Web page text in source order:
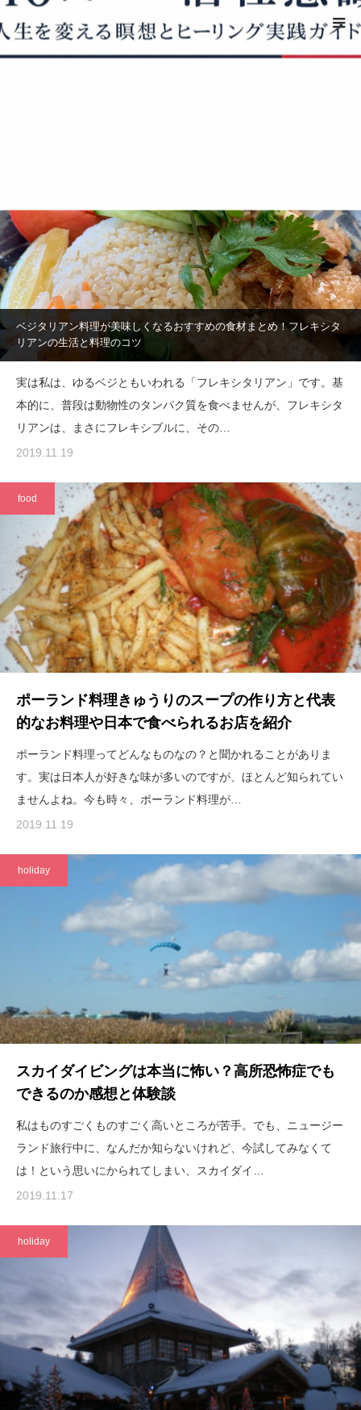
ベジタリアン料理が美味しくなるおすすめの食材まとめ！フレキシタ
リアンの生活と料理のコツ
実は私は、ゆるベジともいわれる「フレキシタリアン」です。基
本的に、普段は動物性のタンパク質を食べませんが、フレキシタ
リアンは、まさにフレキシブルに、その…
2019.11.19
food
ポーランド料理きゅうりのスープの作り方と代表
的なお料理や日本で食べられるお店を紹介
ポーランド料理ってどんなものなの？と聞かれることがありま
す。実は日本人が好きな味が多いのですが、ほとんど知られてい
ませんよね。今も時々、ポーランド料理が…
2019.11.19
holiday
スカイダイビングは本当に怖い？高所恐怖症でも
できるのか感想と体験談
私はものすごくものすごく高いところが苦手。でも、ニュージー
ランド旅行中に、なんだか知らないけれど、今試してみなくて
は！という思いにかられてしまい、スカイダイ…
2019.11.17
holiday